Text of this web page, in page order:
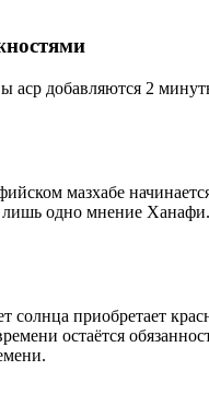
добавляются 2
мазхабе
лишь одно мнение
солнца приобретает
остаётся